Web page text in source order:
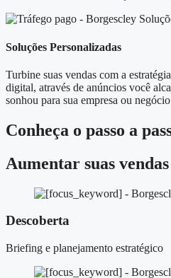
Soluções Personalizadas
Turbine suas vendas com a
digital, através de anúncios você
sonhou para sua empresa ou
Conheça o passo a
Aumentar suas vendas
Descoberta
Briefing e planejamento estratégico